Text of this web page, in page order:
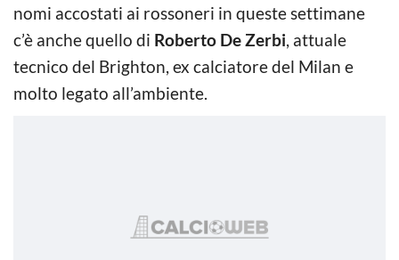
nomi accostati ai rossoneri in queste settimane
c’è anche quello di Roberto De Zerbi, attuale
tecnico del Brighton, ex calciatore del Milan e
molto legato all’ambiente.